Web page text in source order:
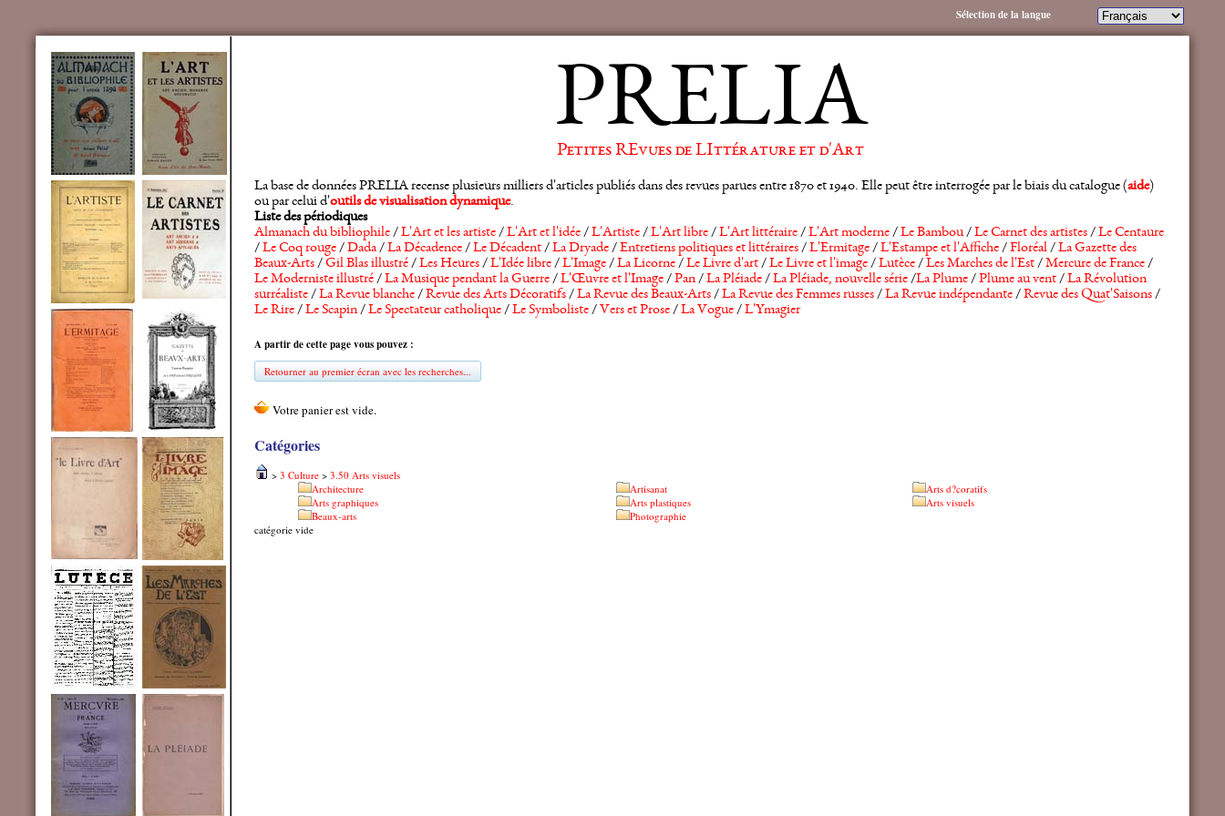
PRELIA
Petites REvues de LIttérature et d'Art
La base de données PRELIA recense plusieurs milliers d'articles publiés dans des revues parues entre 1870 et 1940. Elle peut être interrogée par le biais du catalogue (aide)
ou par celui d'outils de visualisation dynamique.
Liste des périodiques
Almanach du bibliophile/L'Art et les artiste/L'Art et l'idée/L'Artiste/L'Art libre/L'Art littéraire/L'Art moderne/Le Bambou/Le Carnet des artistes/Le Centaure
/Le Coq rouge/Dada/La Décadence/Le Décadent/La Dryade/Entretiens politiques et littéraires/L'Ermitage/L'Estampe et l'Affiche/Floréal/La Gazette des
Beaux-Arts/Gil Blas illustré/Les Heures/L'Idée libre/L'Image/La Licorne/Le Livre d'art/Le Livre et l'image/Lutèce/Les Marches de l'Est/Mercure de France/
Le Moderniste illustré/La Musique pendant la Guerre/L'Œuvre et l'Image/Pan/La Pléiade/La Pléiade, nouvelle série/La Plume/Plume au vent/La Révolution
surréaliste/La Revue blanche/Revue des Arts Décoratifs/La Revue des Beaux-Arts/La Revue des Femmes russes/La Revue indépendante/Revue des Quat'Saisons/
Le Rire/Le Scapin/Le Spectateur catholique/Le Symboliste/ Vers et Prose/La Vogue/L'Ymagier
A partir de cette page vous pouvez :
Retourner au premier écran avec les recherches...
Catégories
> 3 Culture > 3.50 Arts visuels
Architecture
Artisanat
Arts d?coratifs
Arts graphiques
Arts plastiques
Arts visuels
Beaux-arts
Photographie
catégorie vide
Sélection de la langue